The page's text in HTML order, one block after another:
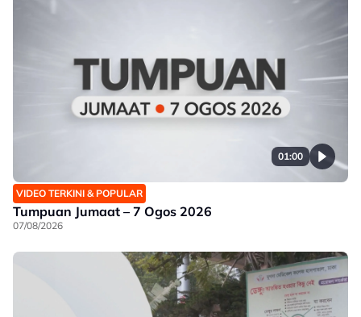
01:00
VIDEO TERKINI & POPULAR
Tumpuan Jumaat – 7 Ogos 2026
07/08/2026